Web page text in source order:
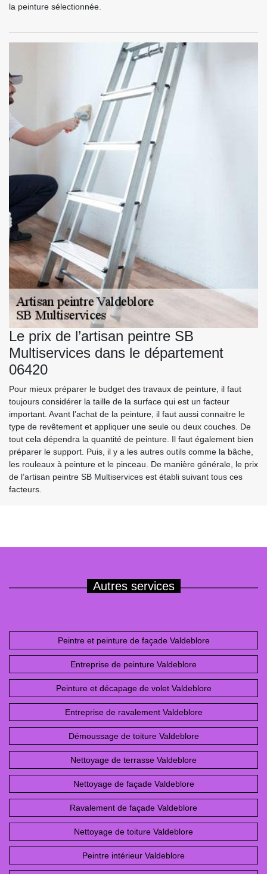
la peinture sélectionnée.
Le prix de l’artisan peintre SB
Multiservices dans le département
06420
Pour mieux préparer le budget des travaux de peinture, il faut
toujours considérer la taille de la surface qui est un facteur
important. Avant l’achat de la peinture, il faut aussi connaitre le
type de revêtement et appliquer une seule ou deux couches. De
tout cela dépendra la quantité de peinture. Il faut également bien
préparer le support. Puis, il y a les autres outils comme la bâche,
les rouleaux à peinture et le pinceau. De manière générale, le prix
de l’artisan peintre SB Multiservices est établi suivant tous ces
facteurs.
Autres services
Peintre et peinture de façade Valdeblore
Entreprise de peinture Valdeblore
Peinture et décapage de volet Valdeblore
Entreprise de ravalement Valdeblore
Démoussage de toiture Valdeblore
Nettoyage de terrasse Valdeblore
Nettoyage de façade Valdeblore
Ravalement de façade Valdeblore
Nettoyage de toiture Valdeblore
Peintre intérieur Valdeblore